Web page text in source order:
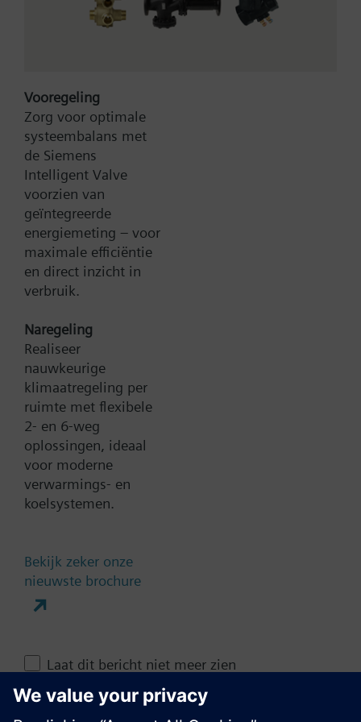
Type:
Artikel-Nr.:
Garantie:
Productgroep:
Documenten
Vooregeling
Zorg voor optimale
systeembalans met
de Siemens
Intelligent Valve
voorzien van
geïntegreerde
energiemeting – voor
maximale efficiëntie
en direct inzicht in
verbruik.
Naregeling
Realiseer
nauwkeurige
klimaatregeling per
ruimte met flexibele
2- en 6-weg
oplossingen, ideaal
voor moderne
verwarmings- en
koelsystemen.
Bekijk zeker onze
nieuwste brochure
Laat dit bericht niet meer zien
Contact
Verander regio
NL (nl)